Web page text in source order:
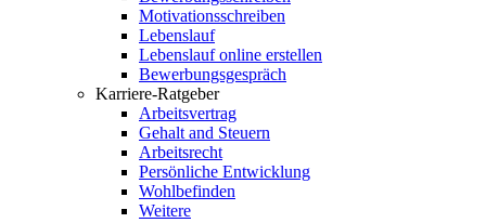
Motivationsschreiben
Lebenslauf
Lebenslauf online erstellen
Bewerbungsgespräch
Karriere-Ratgeber
Arbeitsvertrag
Gehalt and Steuern
Arbeitsrecht
Persönliche Entwicklung
Wohlbefinden
Weitere